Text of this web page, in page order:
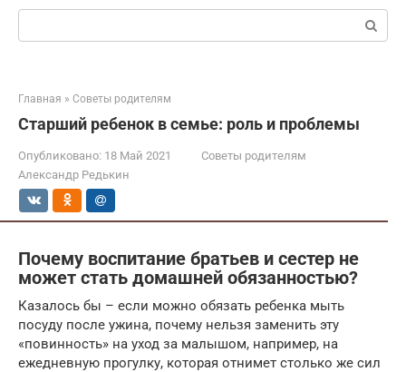
Поиск:
Главная » Советы родителям
Старший ребенок в семье: роль и проблемы
Опубликовано: 18 Май 2021
Советы родителям
Александр Редькин
Почему воспитание братьев и сестер не
может стать домашней обязанностью?
Казалось бы – если можно обязать ребенка мыть
посуду после ужина, почему нельзя заменить эту
«повинность» на уход за малышом, например, на
ежедневную прогулку, которая отнимет столько же сил